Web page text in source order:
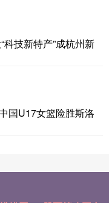
科技新特产”成杭州新
国U17女篮险胜斯洛